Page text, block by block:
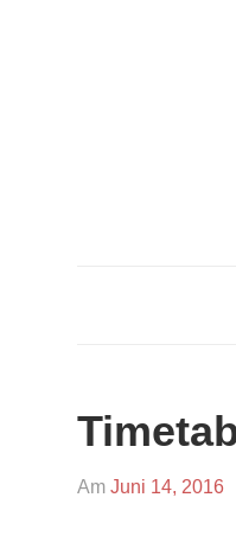
Am Juni 14, 2016